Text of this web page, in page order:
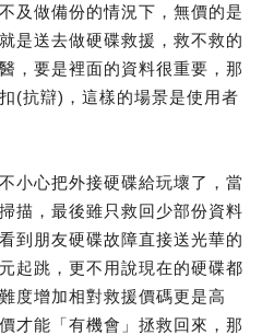
及做備份的情況下，無價的是
是送去做硬碟救援，救不救的
，要是裡面的資料很重要，那
(抗辯)，這樣的場景是使用者
小心把外接硬碟給玩壞了，當
描，最後雖只救回少部份資料
到朋友硬碟故障直接送光華的
起跳，更不用說現在的硬碟都
度增加相對救援價碼更是高
才能「有機會」拯救回來，那